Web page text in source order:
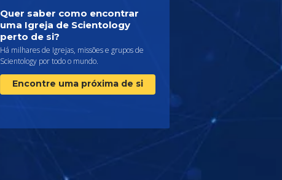
Quer saber como encontrar
uma Igreja de Scientology
perto de si?
Há milhares de Igrejas, missões e grupos de
Scientology por todo o mundo.
Encontre uma próxima de si